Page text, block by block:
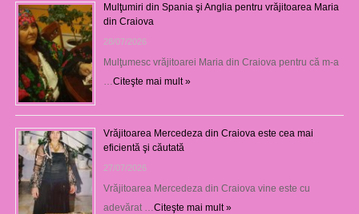
Mulţumiri din Spania şi Anglia pentru vrăjitoarea Maria
din Craiova
28/07/2026
Mulţumesc vrăjitoarei Maria din Craiova pentru că m-a
Citeşte mai mult »
Vrăjitoarea Mercedeza din Craiova este cea mai
eficientă şi căutată
27/07/2026
Vrăjitoarea Mercedeza din Craiova vine este cu
adevărat … Citeşte mai mult »